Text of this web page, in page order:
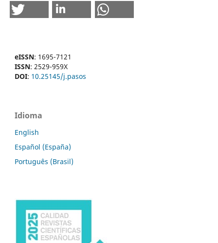
eISSN: 1695-7121
ISSN: 2529-959X
DOI: 10.25145/j.pasos
Idioma
English
Español (España)
Português (Brasil)